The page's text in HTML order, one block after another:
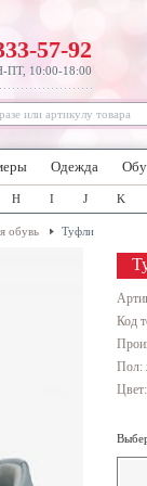
57-92
ПТ, 10:00-18:00
Одежда
H I J K
обувь Туфли
Код
Пол: